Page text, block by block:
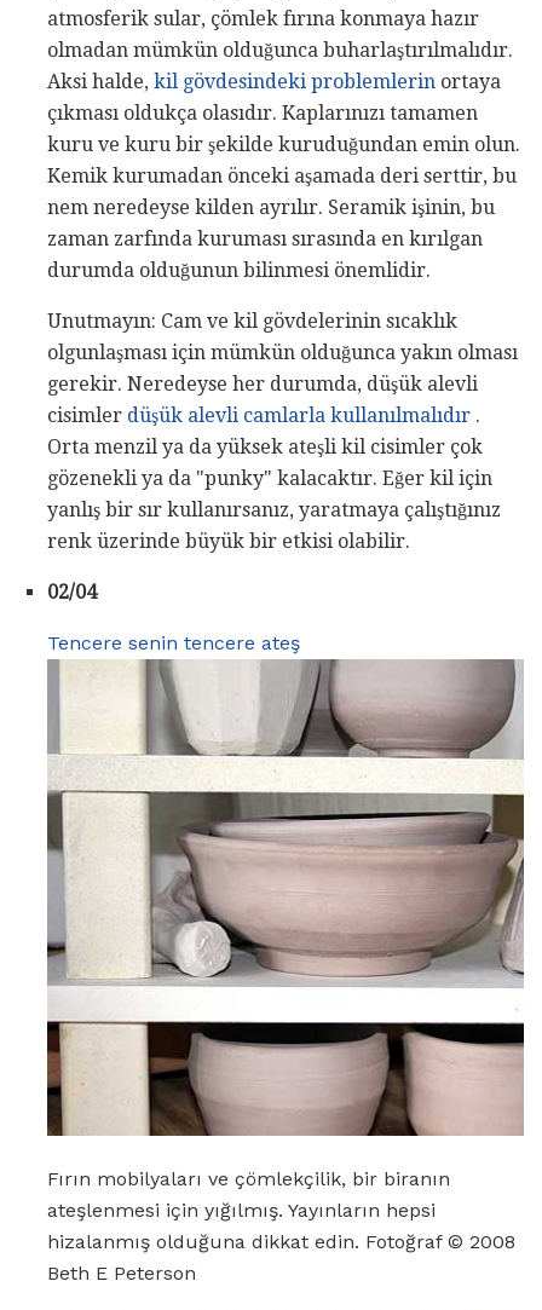
atmosferik sular, çömlek fırına konmaya hazır
olmadan mümkün olduğunca buharlaştırılmalıdır.
Aksi halde, kil gövdesindeki problemlerin ortaya
çıkması oldukça olasıdır. Kaplarınızı tamamen
kuru ve kuru bir şekilde kuruduğundan emin olun.
Kemik kurumadan önceki aşamada deri serttir, bu
nem neredeyse kilden ayrılır. Seramik işinin, bu
zaman zarfında kuruması sırasında en kırılgan
durumda olduğunun bilinmesi önemlidir.
Unutmayın: Cam ve kil gövdelerinin sıcaklık
olgunlaşması için mümkün olduğunca yakın olması
gerekir. Neredeyse her durumda, düşük alevli
cisimler düşük alevli camlarla kullanılmalıdır .
Orta menzil ya da yüksek ateşli kil cisimler çok
gözenekli ya da "punky" kalacaktır. Eğer kil için
yanlış bir sır kullanırsanız, yaratmaya çalıştığınız
renk üzerinde büyük bir etkisi olabilir.
02/04
Tencere senin tencere ateş
Fırın mobilyaları ve çömlekçilik, bir biranın
ateşlenmesi için yığılmış. Yayınların hepsi
hizalanmış olduğuna dikkat edin. Fotoğraf © 2008
Beth E Peterson